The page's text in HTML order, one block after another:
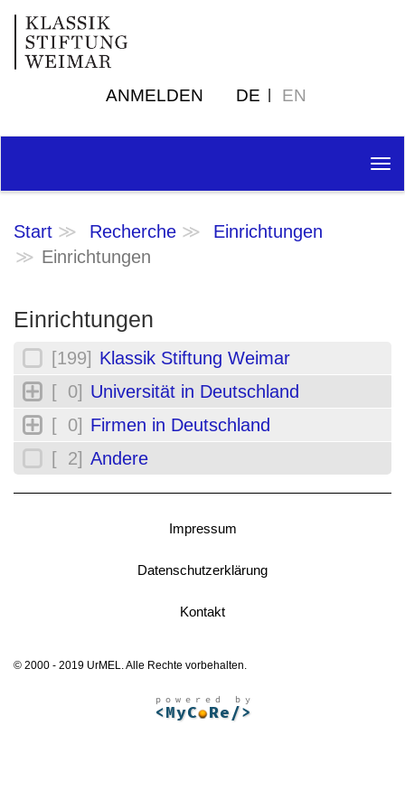
ANMELDEN DE EN
Start Recherche
Einrichtungen
Einrichtungen
Einrichtungen
[199] Klassik Stiftung Weimar
[ 0] Universität in Deutschland
[ 0] Firmen in Deutschland
[ 2] Andere
Impressum
Datenschutzerklärung
Kontakt
© 2000 - 2019 UrMEL. Alle Rechte vorbehalten.